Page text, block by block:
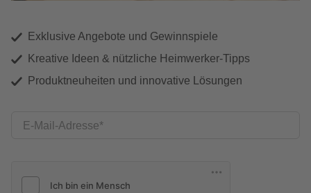
Exklusive Angebote und Gewinnspiele
Kreative Ideen & nützliche Heimwerker-Tipps
Produktneuheiten und innovative Lösungen
E-Mail-Adresse